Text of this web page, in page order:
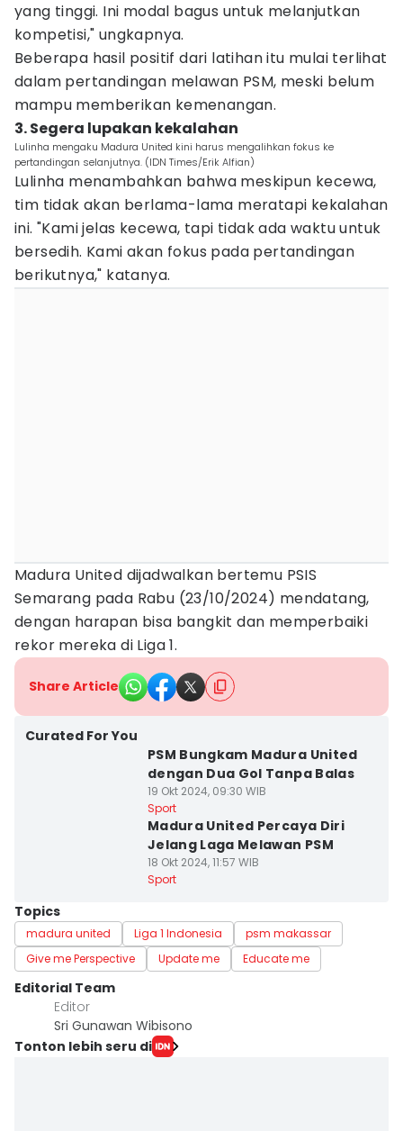
yang tinggi. Ini modal bagus untuk melanjutkan
kompetisi," ungkapnya.
Beberapa hasil positif dari latihan itu mulai terlihat
dalam pertandingan melawan PSM, meski belum
mampu memberikan kemenangan.
3. Segera lupakan kekalahan
Lulinha mengaku Madura United kini harus mengalihkan fokus ke
pertandingan selanjutnya. (IDN Times/Erik Alfian)
Lulinha menambahkan bahwa meskipun kecewa,
tim tidak akan berlama-lama meratapi kekalahan
ini. "Kami jelas kecewa, tapi tidak ada waktu untuk
bersedih. Kami akan fokus pada pertandingan
berikutnya," katanya.
Madura United dijadwalkan bertemu PSIS
Semarang pada Rabu (23/10/2024) mendatang,
dengan harapan bisa bangkit dan memperbaiki
rekor mereka di Liga 1.
Share Article
Curated For You
PSM Bungkam Madura United
dengan Dua Gol Tanpa Balas
19 Okt 2024, 09:30 WIB
Sport
Madura United Percaya Diri
Jelang Laga Melawan PSM
18 Okt 2024, 11:57 WIB
Sport
Topics
madura united Liga 1 Indonesia
psm makassar
Give me Perspective
Update me Educate me
Editorial Team
Editor
Sri Gunawan Wibisono
Tonton lebih seru di